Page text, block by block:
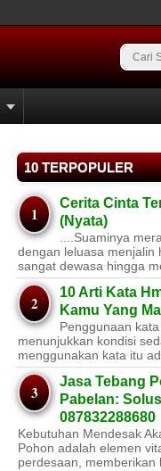
10 TERPOPULER
Cerita Cinta
(Nyata)
....Suaminya
dengan leluasa menjalin
sangat dewasa hingga
10 Arti Kata
Kamu Yang
Penggunaan
menunjukkan kondisi
menggunakan kata itu
Jasa Tebang
Pabelan:
087832288680
Kebutuhan Mendesak
Pohon adalah elemen
perdesaan, memberikan